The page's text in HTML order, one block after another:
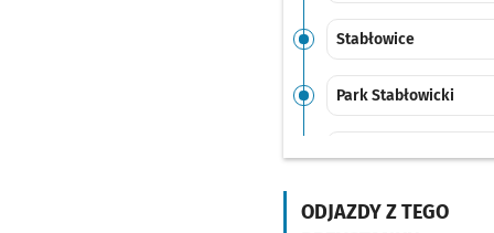
Stabłowice
Park Stabłowicki
Wełniana
ODJAZDY Z TEGO